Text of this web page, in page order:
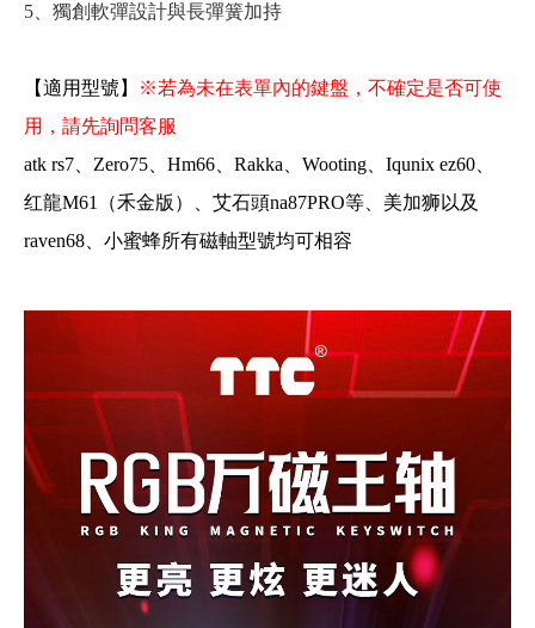
5、獨創軟彈設計與長彈簧加持
【適用型號】
※若為未在表單內的鍵盤，不確定是否可使
用，請先詢問客服
atk rs7、Zero75
Hm66 Rakka Wooting Iqunix ez60
红龍M61（禾金版）
艾石頭na87PRO等
美加狮以及
raven68
小蜜蜂所有磁軸型號均可相容